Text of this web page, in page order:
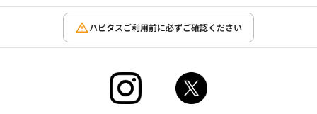
ハピタスご利用前に必ずご確認ください